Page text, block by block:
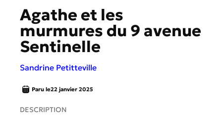
Agathe et les
murmures du 9 avenue
Sentinelle
Sandrine Petitteville
Paru le22 janvier 2025
DESCRIPTION